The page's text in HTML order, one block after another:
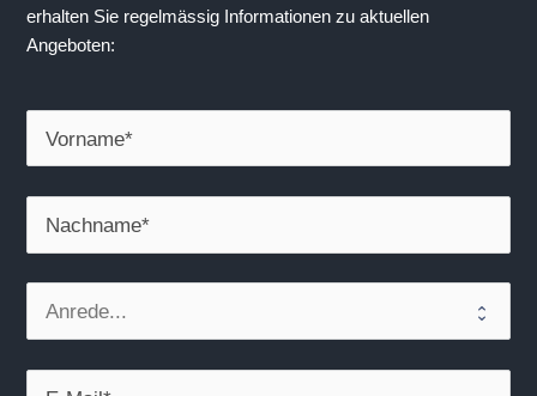
erhalten Sie regelmässig Informationen zu aktuellen
Angeboten: